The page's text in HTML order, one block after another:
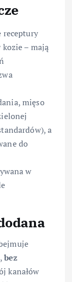
receptury
– mają
mięso
a
do
w
,bez
kanałów